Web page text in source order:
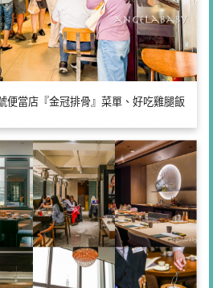
便當店『金冠排骨』菜單、好吃雞腿飯